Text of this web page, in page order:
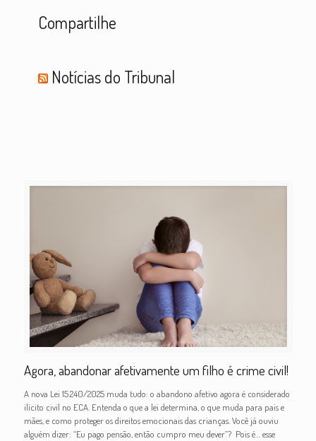
Compartilhe
Notícias do Tribunal
Agora, abandonar afetivamente um filho é crime civil!
A nova Lei 15.240/2025 muda tudo: o abandono afetivo agora é considerado
ilícito civil no ECA. Entenda o que a lei determina, o que muda para pais e
mães, e como proteger os direitos emocionais das crianças. Você já ouviu
alguém dizer: “Eu pago pensão, então cumpro meu dever”? Pois é… esse